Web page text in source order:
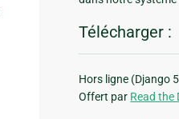
Télécharger :
Hors ligne (Django
Offert par Read the